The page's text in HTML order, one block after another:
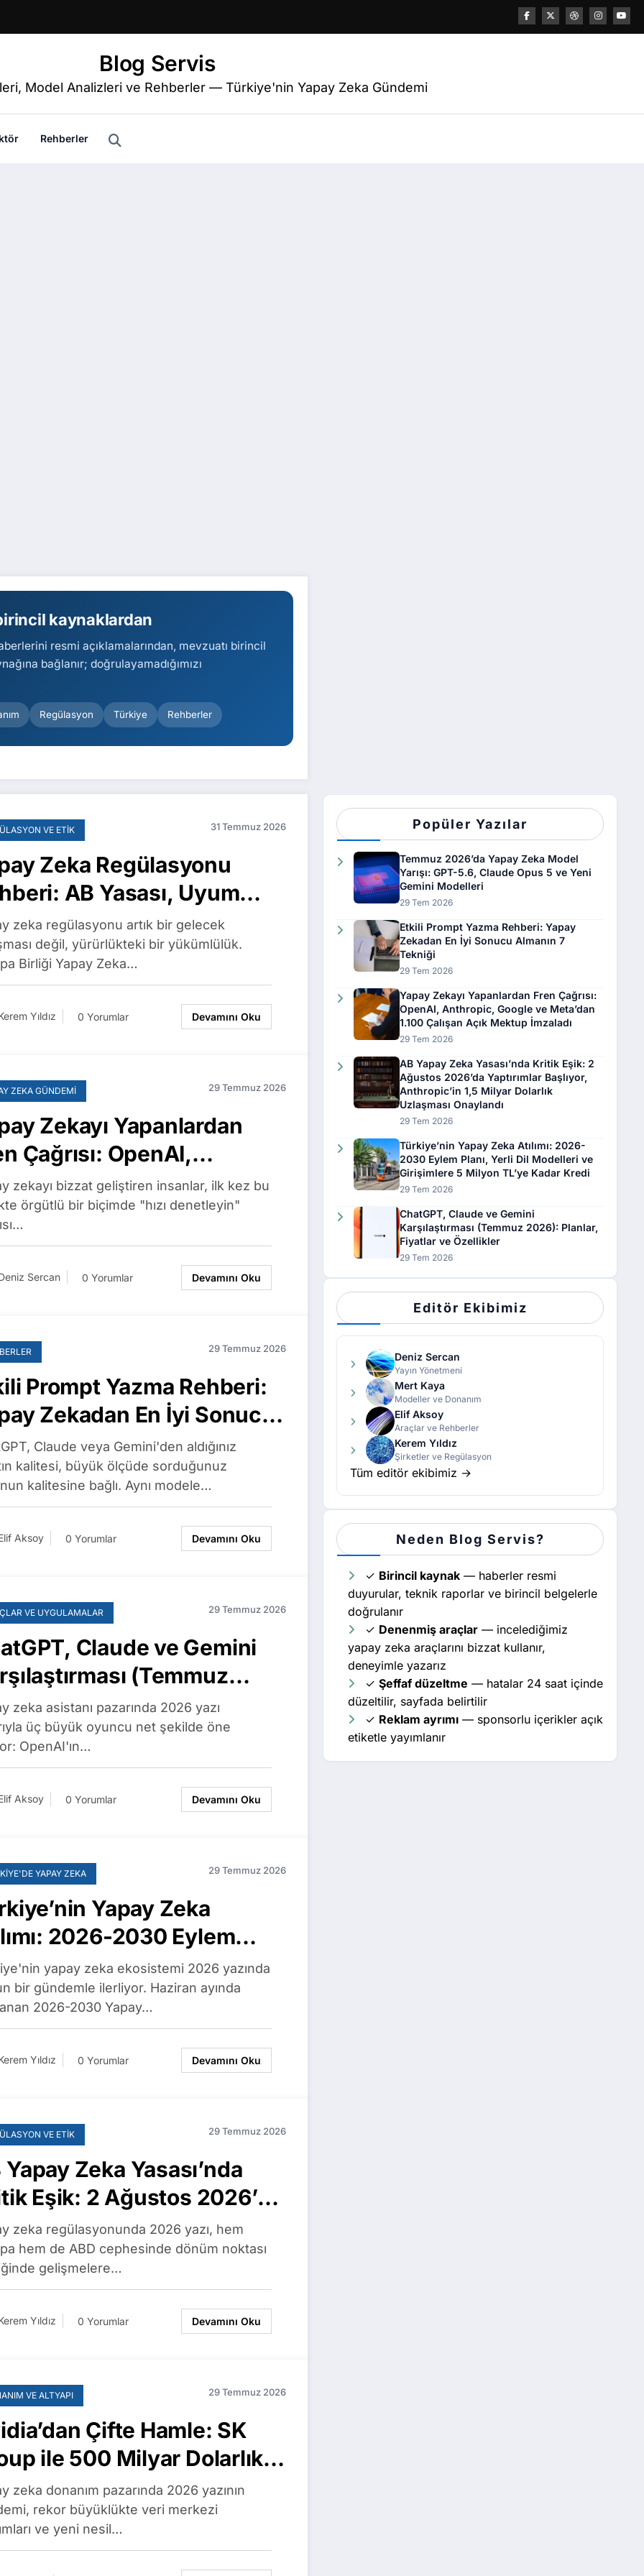
Haberleri, Model Analizleri ve
Blog Servis
Model Analizleri ve Rehberler — Türkiye'nin Yapay Zeka Gündemi
Rehberler
kaynaklardan
resmi açıklamalarından, mevzuatı birincil
bağlanır; doğrulayamadığımızı
Regülasyon Türkiye Rehberler
VE ETIK 31 Temmuz 2026
Zeka Regülasyonu
AB Yasası, Uyum
ve Türkiye
zeka regülasyonu artık bir gelecek
değil, yürürlükteki bir yükümlülük.
Birliği Yapay Zeka…
Yıldız 0 Yorumlar Devamını Oku
ZEKA GÜNDEMI 29 Temmuz 2026
Zekayı Yapanlardan
Çağrısı: OpenAI,
Google ve
1.100 Çalışan Açık
İmzaladı
zekayı bizzat geliştiren insanlar, ilk kez bu
örgütlü bir biçimde "hızı denetleyin"
Sercan 0 Yorumlar Devamını Oku
29 Temmuz 2026
Prompt Yazma Rehberi:
Zekadan En İyi Sonucu
7 Tekniği
Claude veya Gemini'den aldığınız
kalitesi, büyük ölçüde sorduğunuz
kalitesine bağlı. Aynı modele…
Aksoy 0 Yorumlar Devamını Oku
VE UYGULAMALAR 29 Temmuz 2026
Claude ve Gemini
(Temmuz
Planlar, Fiyatlar ve
zeka asistanı pazarında 2026 yazı
üç büyük oyuncu net şekilde öne
OpenAI'ın…
Aksoy 0 Yorumlar Devamını Oku
YAPAY ZEKA 29 Temmuz 2026
Yapay Zeka
2026-2030 Eylem
Yerli Dil Modelleri ve
5 Milyon TL’ye
Kredi
yapay zeka ekosistemi 2026 yazında
bir gündemle ilerliyor. Haziran ayında
2026-2030 Yapay…
Yıldız 0 Yorumlar Devamını Oku
VE ETIK 29 Temmuz 2026
Yapay Zeka Yasası’nda
Eşik: 2 Ağustos 2026’da
Başlıyor,
1,5 Milyar Dolarlık
Onaylandı
zeka regülasyonunda 2026 yazı, hem
hem de ABD cephesinde dönüm noktası
gelişmelere…
Yıldız 0 Yorumlar Devamını Oku
VE ALTYAPI 29 Temmuz 2026
Çifte Hamle: SK
ile 500 Milyar Dolarlık
Vera Rubin Çipleri
Üretimde
zeka donanım pazarında 2026 yazının
rekor büyüklükte veri merkezi
ve yeni nesil…
Popüler Yazılar
Temmuz 2026’da Yapay Zeka Model
Yarışı: GPT-5.6, Claude Opus 5 ve Yeni
Gemini Modelleri
29 Tem 2026
Etkili Prompt Yazma Rehberi: Yapay
Zekadan En İyi Sonucu Almanın 7
Tekniği
29 Tem 2026
Yapay Zekayı Yapanlardan Fren Çağrısı:
OpenAI, Anthropic, Google ve Meta’dan
1.100 Çalışan Açık Mektup İmzaladı
29 Tem 2026
AB Yapay Zeka Yasası’nda Kritik Eşik: 2
Ağustos 2026’da Yaptırımlar Başlıyor,
Anthropic’in 1,5 Milyar Dolarlık
Uzlaşması Onaylandı
29 Tem 2026
Türkiye’nin Yapay Zeka Atılımı: 2026-
2030 Eylem Planı, Yerli Dil Modelleri ve
Girişimlere 5 Milyon TL’ye Kadar Kredi
29 Tem 2026
ChatGPT, Claude ve Gemini
Karşılaştırması (Temmuz 2026): Planlar,
Fiyatlar ve Özellikler
29 Tem 2026
Editör Ekibimiz
Deniz Sercan
Yayın Yönetmeni
Mert Kaya
Modeller ve Donanım
Elif Aksoy
Araçlar ve Rehberler
Kerem Yıldız
Şirketler ve Regülasyon
Tüm editör ekibimiz →
Neden Blog Servis?
✓ Birincil kaynak — haberler resmi
duyurular, teknik raporlar ve birincil belgelerle
doğrulanır
✓ Denenmiş araçlar — incelediğimiz
yapay zeka araçlarını bizzat kullanır,
deneyimle yazarız
✓Şeffaf düzeltme — hatalar 24 saat içinde
düzeltilir, sayfada belirtilir
✓ Reklam ayrımı — sponsorlu içerikler açık
etiketle yayımlanır